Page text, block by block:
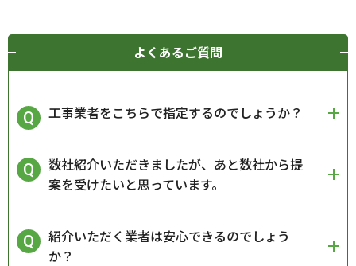
よくあるご質問
工事業者をこちらで指定するのでしょうか？
数社紹介いただきましたが、あと数社から提
案を受けたいと思っています。
紹介いただく業者は安心できるのでしょう
か？